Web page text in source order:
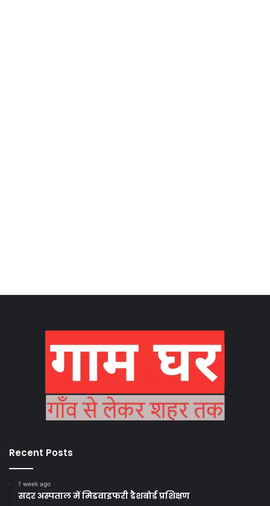
Recent Posts
1 week ago
सदर अस्पताल में मिडवाइफरी डैशबोर्ड प्रशिक्षण